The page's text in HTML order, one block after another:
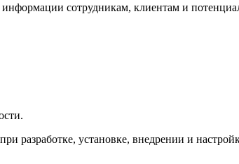
сотрудникам, клиентам и
установке, внедрении и